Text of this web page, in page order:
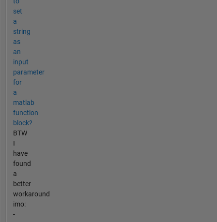
set
a
string
as
an
input
parameter
for
a
matlab
function
block?
BTW
I
have
found
a
better
workaround
imo:
-